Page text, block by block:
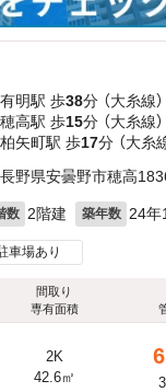
有明駅 歩38分 （大糸線）
穂高駅 歩15分 （大糸線）
柏矢町駅 歩17分 （大糸
長野県安曇野市穂高
数 2階建 築年数 24年
車場あり
間取り
専有面積
2K
42.6㎡